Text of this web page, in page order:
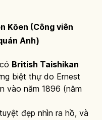
Kōen (Công viên
Anh)
British Taishikan
biệt thự do Ernest
vào năm 1896 (năm
đẹp nhìn ra hồ, và